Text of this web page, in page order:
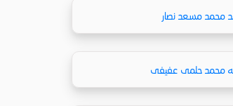
محمد مسعد نصار
محمد حلمى عفيفى